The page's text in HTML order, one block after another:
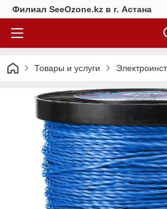
Филиал SeeOzone.kz в г. Астана
Товары и услуги